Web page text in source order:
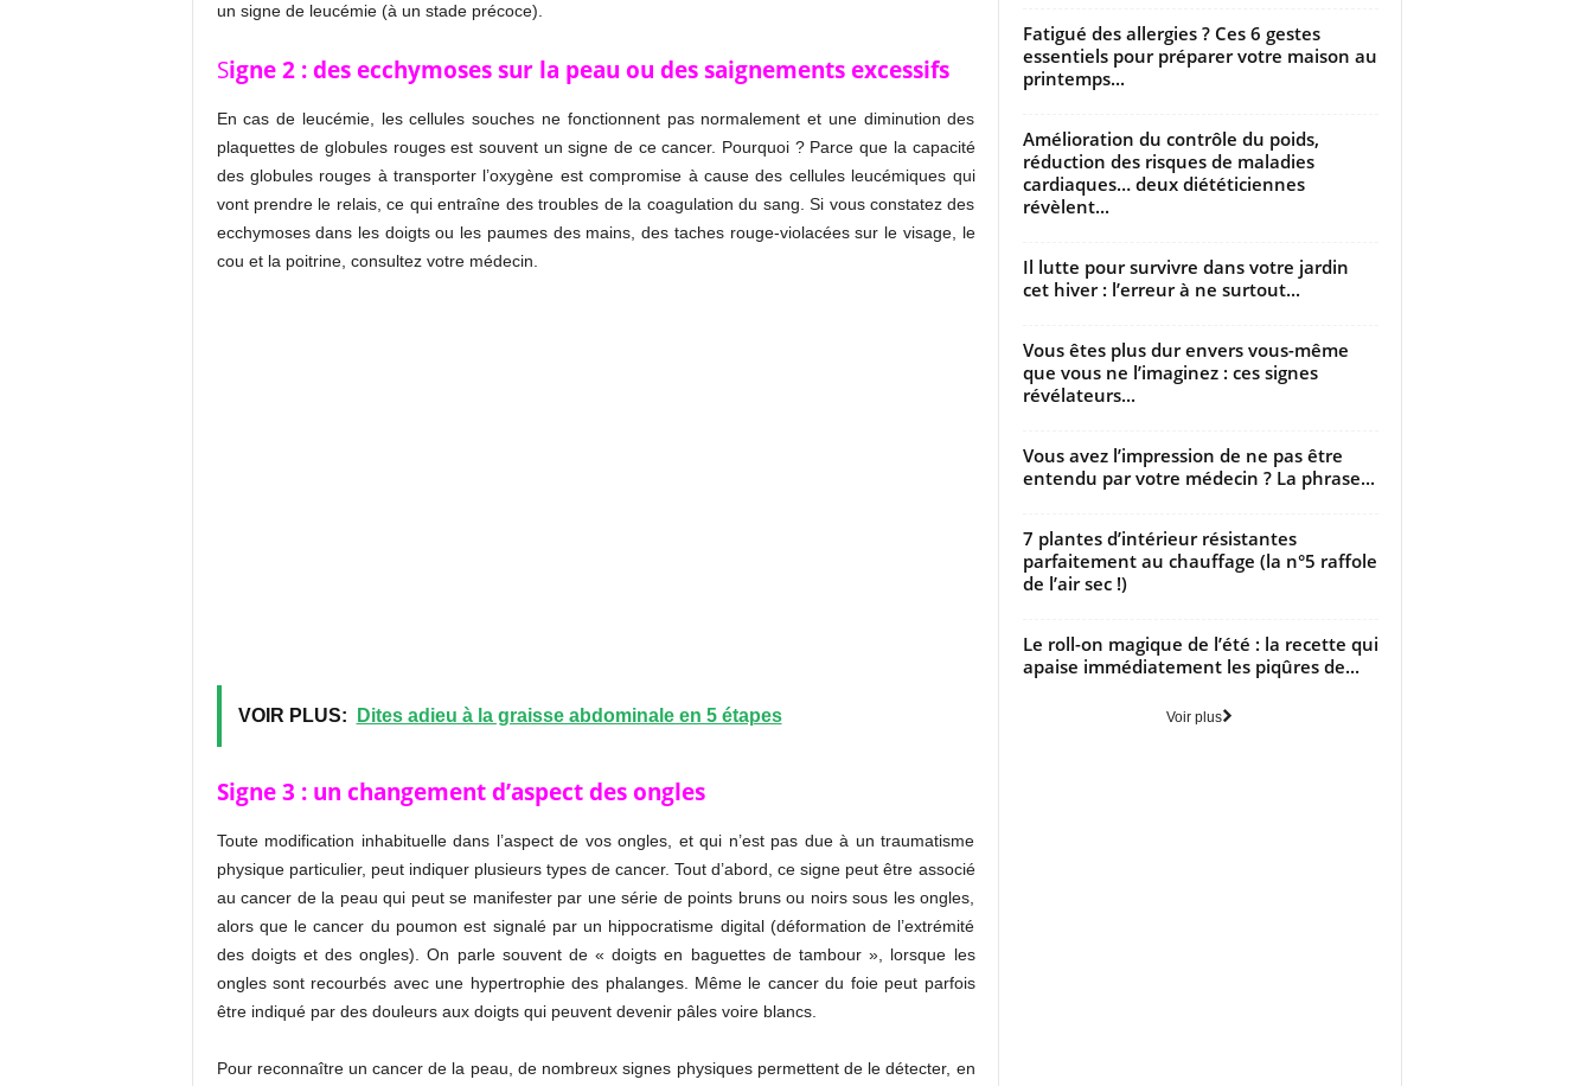
un signe de leucémie (à un stade précoce).
Signe 2 : des ecchymoses sur la peau ou des saignements excessifs
En cas de leucémie, les cellules souches ne fonctionnent pas normalement et une diminution des
plaquettes de globules rouges est souvent un signe de ce cancer. Pourquoi ? Parce que la capacité
des globules rouges à transporter l’oxygène est compromise à cause des cellules leucémiques qui
vont prendre le relais, ce qui entraîne des troubles de la coagulation du sang. Si vous constatez des
ecchymoses dans les doigts ou les paumes des mains, des taches rouge-violacées sur le visage, le
cou et la poitrine, consultez votre médecin.
VOIR PLUS: Dites adieu à la graisse abdominale en 5 étapes
Signe 3 : un changement d’aspect des ongles
Toute modification inhabituelle dans l’aspect de vos ongles, et qui n’est pas due à un traumatisme
physique particulier, peut indiquer plusieurs types de cancer. Tout d’abord, ce signe peut être associé
au cancer de la peau qui peut se manifester par une série de points bruns ou noirs sous les ongles,
alors que le cancer du poumon est signalé par un hippocratisme digital (déformation de l’extrémité
des doigts et des ongles). On parle souvent de « doigts en baguettes de tambour », lorsque les
ongles sont recourbés avec une hypertrophie des phalanges. Même le cancer du foie peut parfois
être indiqué par des douleurs aux doigts qui peuvent devenir pâles voire blancs.
Pour reconnaître un cancer de la peau, de nombreux signes physiques permettent de le détecter, en
Fatigué des allergies ? Ces 6 gestes
essentiels pour préparer votre maison au
printemps...
Amélioration du contrôle du poids,
réduction des risques de maladies
cardiaques… deux diététiciennes
révèlent...
Il lutte pour survivre dans votre jardin
cet hiver : l’erreur à ne surtout...
Vous êtes plus dur envers vous-même
que vous ne l’imaginez : ces signes
révélateurs...
Vous avez l’impression de ne pas être
entendu par votre médecin ? La phrase...
7 plantes d’intérieur résistantes
parfaitement au chauffage (la n°5 raffole
de l’air sec !)
Le roll-on magique de l’été : la recette qui
apaise immédiatement les piqûres de...
Voir plus